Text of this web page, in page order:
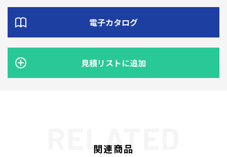
電子カタログ
見積リストに追加
関連商品